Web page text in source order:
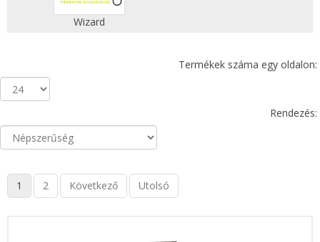
Wizard
Termékek száma egy oldalon:
Rendezés:
1 2 Következő Utolsó